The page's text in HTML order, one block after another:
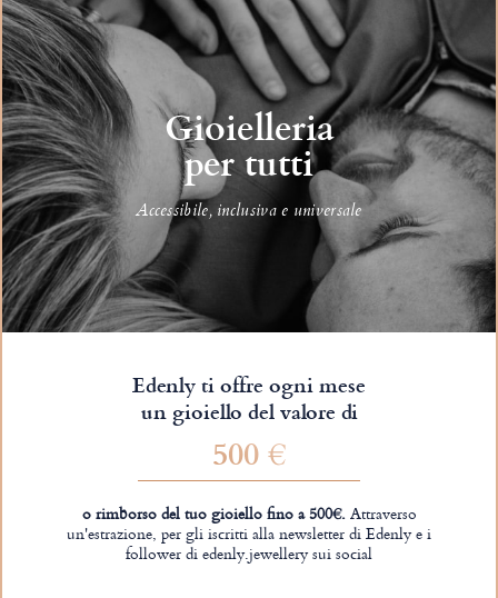
Gioielleria
per tutti
Accessibile, inclusiva e universale
Edenly ti offre ogni mese
un gioiello del valore di
500 €
o rimborso del tuo gioiello fino a 500€.Attraverso
un'estrazione, per gli iscritti alla newsletter di Edenly e i
follower di edenly.jewellery sui social